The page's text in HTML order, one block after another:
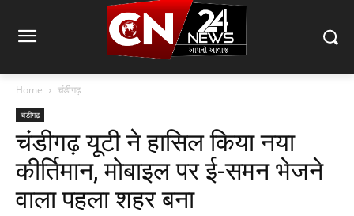
Home चंडीगढ़
चंडीगढ़
चंडीगढ़ यूटी ने हासिल किया नया
कीर्तिमान, मोबाइल पर ई-समन भेजने
वाला पहला शहर बना